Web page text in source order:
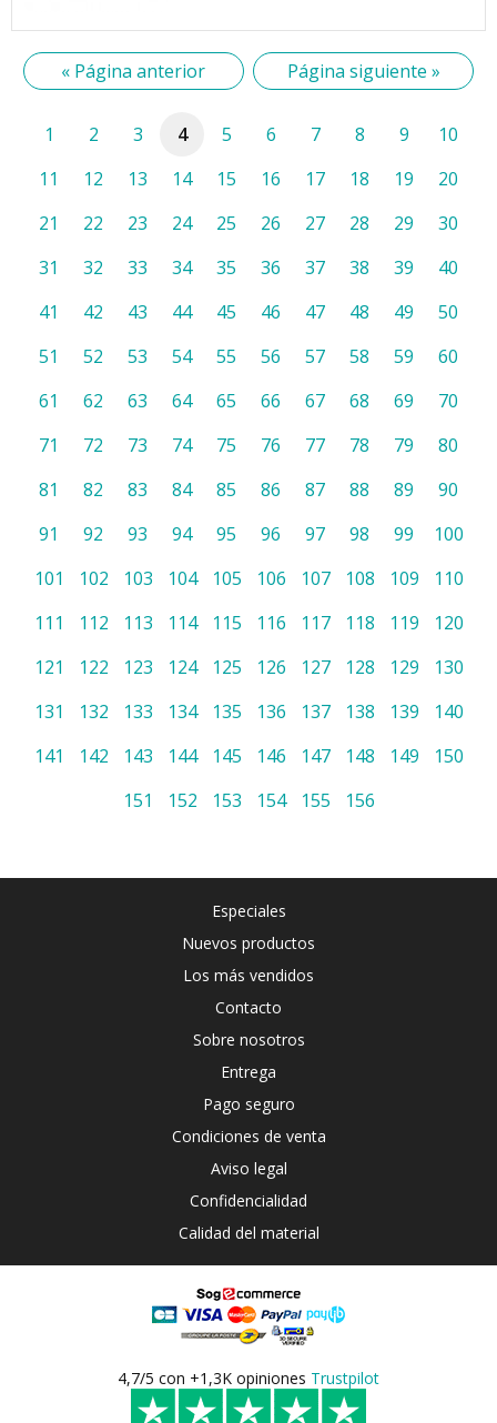
« Página anterior Página siguiente »
1 2 3 4 5 6 7 8 9
10
11
12 13 14 15 16 17 18 19
20
21
22 23 24 25 26 27 28 29
30
31
32 33 34 35 36 37 38 39
40
41
42 43 44 45 46 47 48 49
50
51
52 53 54 55 56 57 58 59
60
61
62 63 64 65 66 67 68 69
70
71
72 73 74 75 76 77 78 79
80
81
82 83 84 85 86 87 88 89
90
91
92 93 94 95 96 97 98 99
100
101
102 103 104 105 106 107 108 109
110
111
112 113 114 115 116 117 118 119
120
121
122 123 124 125 126 127 128 129
130
131
132 133 134 135 136 137 138 139
140
141
142 143 144 145 146 147 148 149
150
151
152 153 154 155 156
Especiales
Nuevos productos
Los más vendidos
Contacto
Sobre nosotros
Entrega
Pago seguro
Condiciones de venta
Aviso legal
Confidencialidad
Calidad del material
4,7/5 con +1,3K opiniones Trustpilot